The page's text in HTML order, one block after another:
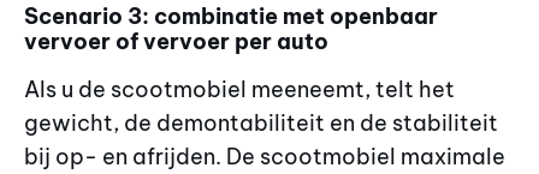
Scenario 3: combinatie met openbaar
vervoer of vervoer per auto
Als u de scootmobiel meeneemt, telt het
gewicht, de demontabiliteit en de stabiliteit
bij op- en afrijden. De scootmobiel maximale